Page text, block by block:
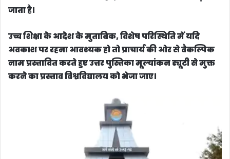
एडमिशन की प्रक्रिया चलती है। इससे एकेडमिक सत्र पिछड़
उच्च शिक्षा के आदेश के मुताबिक, विशेष परिस्थिति में यदि
अवकाश पर रहना आवश्यक हो तो प्राचार्य की ओर से वैकल्पिक
नाम प्रस्तावित करते हुए उत्तर पुस्तिका मूल्यांकन ड्यूटी से मुक्त